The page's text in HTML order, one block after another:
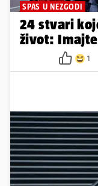
SPAS U NEZGODI
24 stvari
život:
1